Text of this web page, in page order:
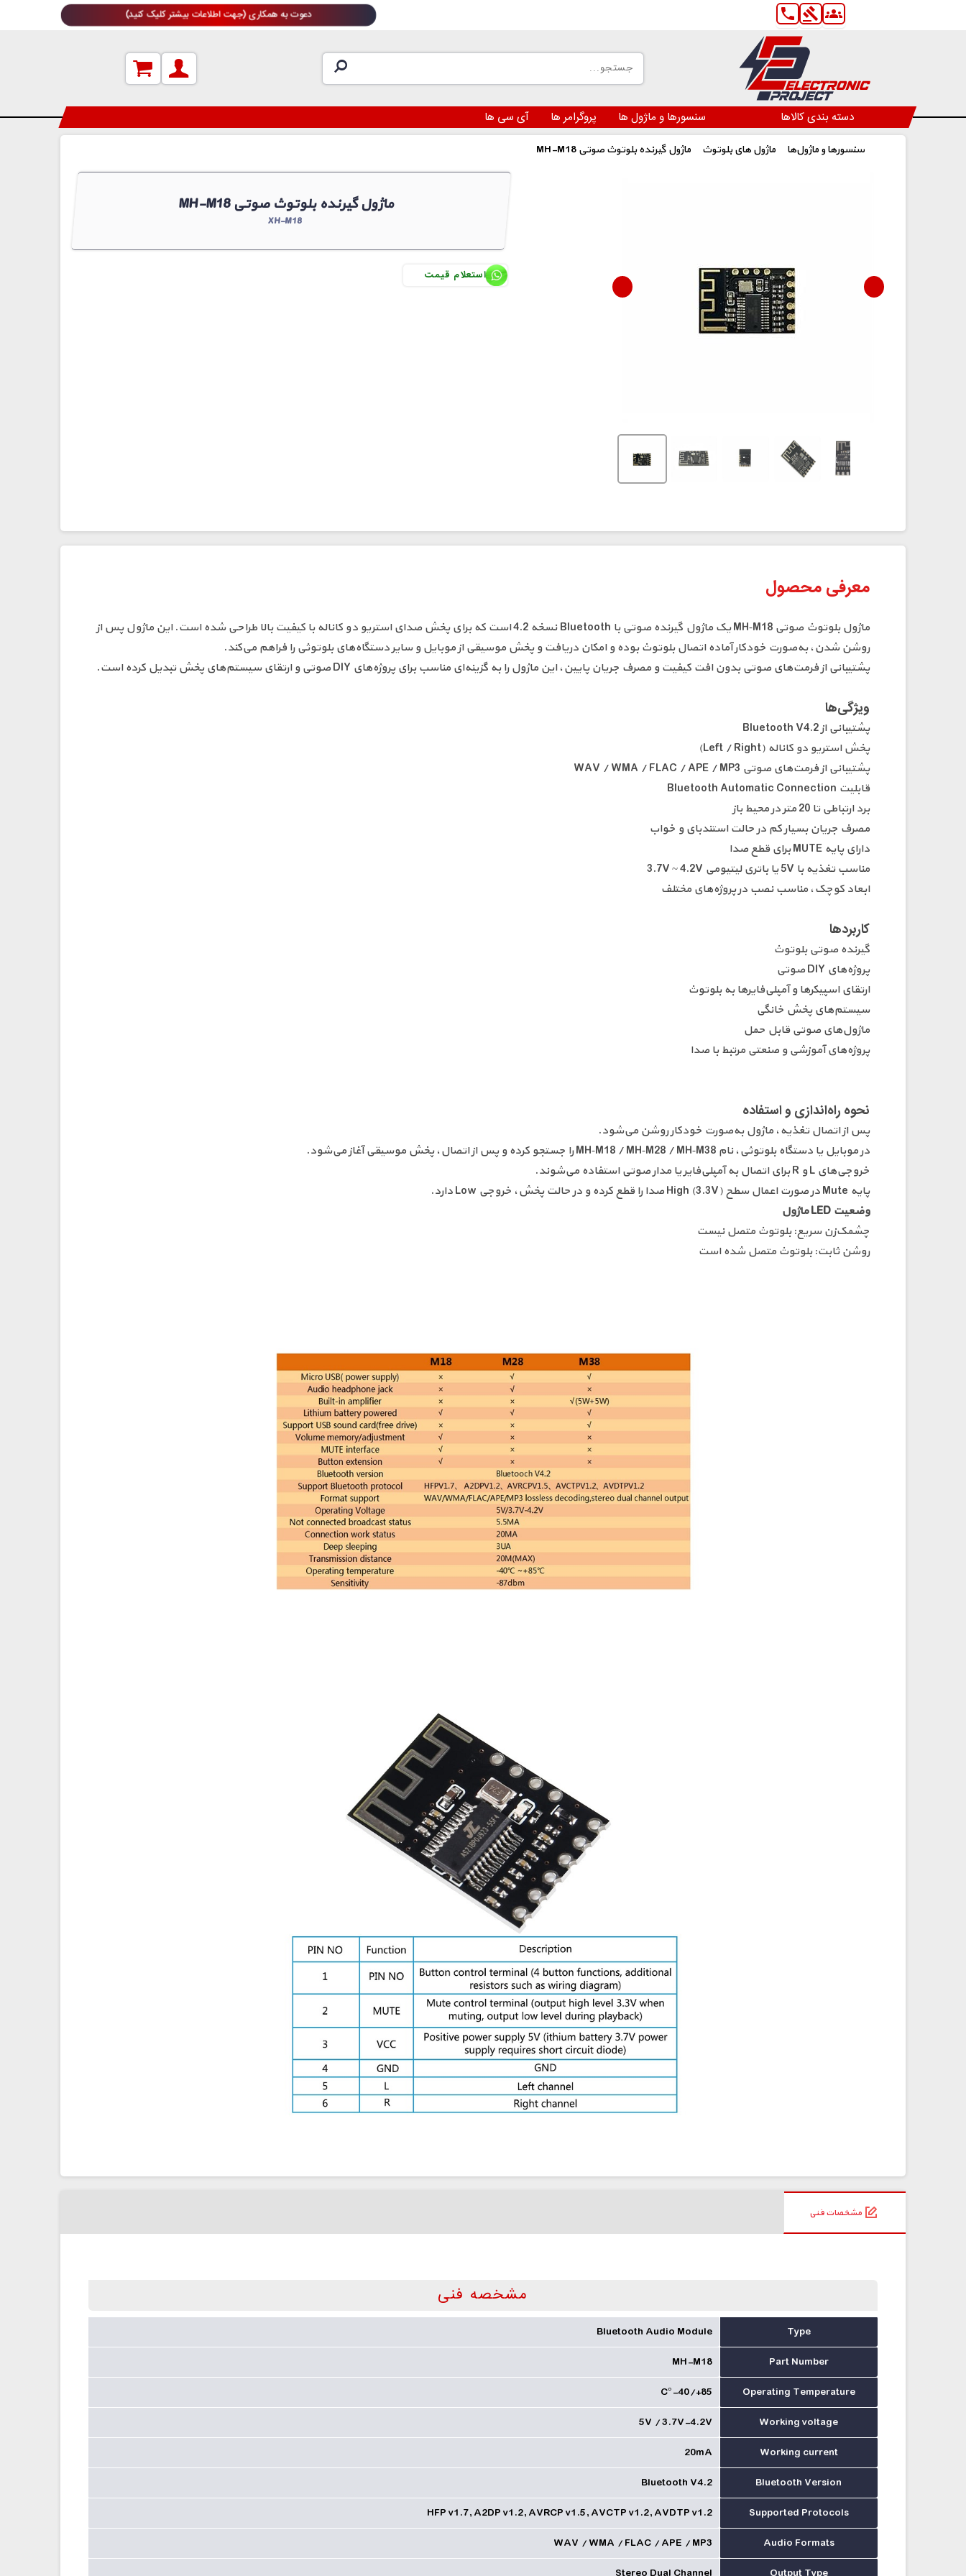
phone gavel groups دعوت به همکاری (جهت اطلاعات بیشتر کلیک کنید)
دسته بندی کالاها سنسورها و ماژول ها پروگرامر ها آی سی ها
سنسورها و ماژول‌ها ماژول های بلوتوث MH-M18 ماژول گیرنده بلوتوث صوتی
MH-M18 ماژول گیرنده بلوتوث صوتی
XH-M18
استعلام قیمت
⁠معرفی محصول
ماژول بلوتوث صوتی MH‑M18 یک ماژول گیرنده صوتی با Bluetooth نسخه 4.2 است که برای پخش صدای استریو دو کاناله با کیفیت بالا طراحی شده است. این ماژول پس از
روشن شدن، به‌صورت خودکار آماده اتصال بلوتوث بوده و امکان دریافت و پخش موسیقی از موبایل و سایر دستگاه‌های بلوتوثی را فراهم می‌کند.
پشتیبانی از فرمت‌های صوتی بدون افت کیفیت و مصرف جریان پایین، این ماژول را به گزینه‌ای مناسب برای پروژه‌های DIY صوتی و ارتقای سیستم‌های پخش تبدیل کرده است.
ویژگی‌ها
پشتیبانی از Bluetooth V4.2
پخش استریو دو کاناله (Left / Right)
پشتیبانی از فرمت‌های صوتی WAV / WMA / FLAC / APE / MP3
قابلیت Bluetooth Automatic Connection
برد ارتباطی تا 20 متر در محیط باز
مصرف جریان بسیار کم در حالت استندبای و خواب
دارای پایه MUTE برای قطع صدا
مناسب تغذیه با 5V یا باتری لیتیومی 3.7V ~ 4.2V
ابعاد کوچک، مناسب نصب در پروژه‌های مختلف
کاربردها
گیرنده صوتی بلوتوث
پروژه‌های DIY صوتی
ارتقای اسپیکرها و آمپلی‌فایرها به بلوتوث
سیستم‌های پخش خانگی
ماژول‌های صوتی قابل حمل
پروژه‌های آموزشی و صنعتی مرتبط با صدا
نحوه راه‌اندازی و استفاده
پس از اتصال تغذیه، ماژول به‌صورت خودکار روشن می‌شود.
در موبایل یا دستگاه بلوتوثی، نام MH‑M18 / MH‑M28 / MH‑M38 را جستجو کرده و پس از اتصال، پخش موسیقی آغاز می‌شود.
خروجی‌های L و R برای اتصال به آمپلی‌فایر یا مدار صوتی استفاده می‌شوند.
پایه Mute در صورت اعمال سطح High (3.3V) صدا را قطع کرده و در حالت پخش، خروجی Low دارد.
وضعیت LED ماژول
چشمک‌زن سریع: بلوتوث متصل نیست
روشن ثابت: بلوتوث متصل شده است
مشخصات فنی
مشخصه فنی
Type
Bluetooth Audio Module
Part Number
MH-M18
Operating Temperature
C°-40/+85
Working voltage
5V / 3.7V-4.2V
Working current
20mA
Bluetooth Version
Bluetooth V4.2
Supported Protocols
HFP v1.7, A2DP v1.2, AVRCP v1.5, AVCTP v1.2, AVDTP v1.2
Audio Formats
WAV / WMA / FLAC / APE / MP3